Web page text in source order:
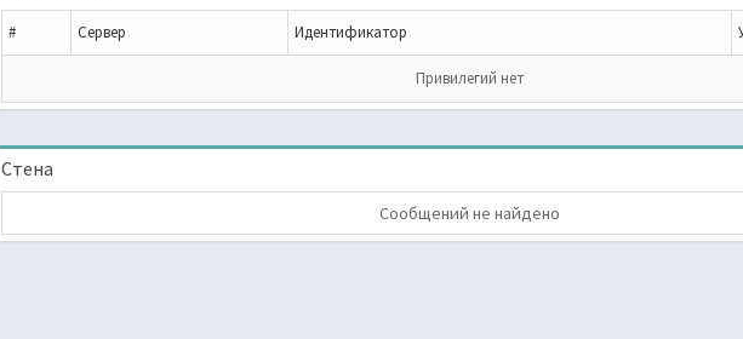
# Сервер Идентификатор
Привилегий нет
Стена
Сообщений не найдено